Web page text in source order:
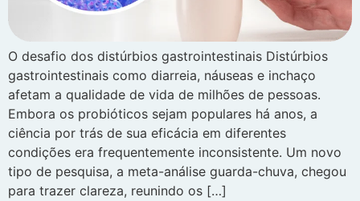
O desafio dos distúrbios gastrointestinais Distúrbios
gastrointestinais como diarreia, náuseas e inchaço
afetam a qualidade de vida de milhões de pessoas.
Embora os probióticos sejam populares há anos, a
ciência por trás de sua eficácia em diferentes
condições era frequentemente inconsistente. Um novo
tipo de pesquisa, a meta-análise guarda-chuva, chegou
para trazer clareza, reunindo os […]